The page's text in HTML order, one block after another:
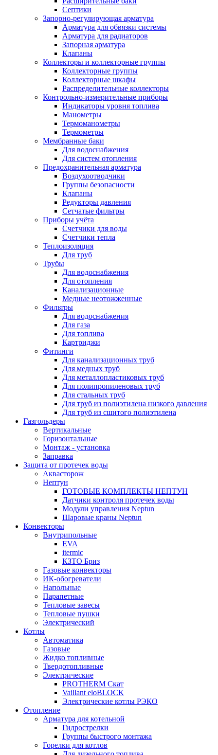
Септики
Запорно-регулирующая арматура
Арматура для обвязки системы
Арматура для радиаторов
Запорная арматура
Клапаны
Коллекторы и коллекторные группы
Коллекторные группы
Коллекторные шкафы
Распределительные коллекторы
Контрольно-измерительные приборы
Индикаторы уровня топлива
Манометры
Термоманометры
Термометры
Мембранные баки
Для водоснабжения
Для систем отопления
Предохранительная арматура
Воздухоотводчики
Группы безопасности
Клапаны
Редукторы давления
Сетчатые фильтры
Приборы учёта
Счетчики для воды
Счетчики тепла
Теплоизоляция
Для труб
Трубы
Для водоснабжения
Для отопления
Канализационные
Медные неотожженные
Фильтры
Для водоснабжения
Для газа
Для топлива
Картриджи
Фитинги
Для канализационных труб
Для медных труб
Для металлопластиковых труб
Для полипропиленовых труб
Для стальных труб
Для труб из полиэтилена низкого давления
Для труб из сшитого полиэтилена
Газгольдеры
Вертикальные
Горизонтальные
Монтаж - установка
Заправка
Защита от протечек воды
Аквасторож
Нептун
ГОТОВЫЕ КОМПЛЕКТЫ НЕПТУН
Датчики контроля протечек воды
Модули управления Neptun
Шаровые краны Neptun
Конвекторы
Внутрипольные
EVA
itermic
КЗТО Бриз
Газовые конвекторы
ИК-обогреватели
Напольные
Парапетные
Тепловые завесы
Тепловые пушки
Электрический
Котлы
Автоматика
Газовые
Жидко топливные
Твердотопливные
Электрические
PROTHERM Скат
Vaillant eloBLOCK
Электрические котлы РЭКО
Отопление
Арматура для котельной
Гидрострелки
Группы быстрого монтажа
Горелки для котлов